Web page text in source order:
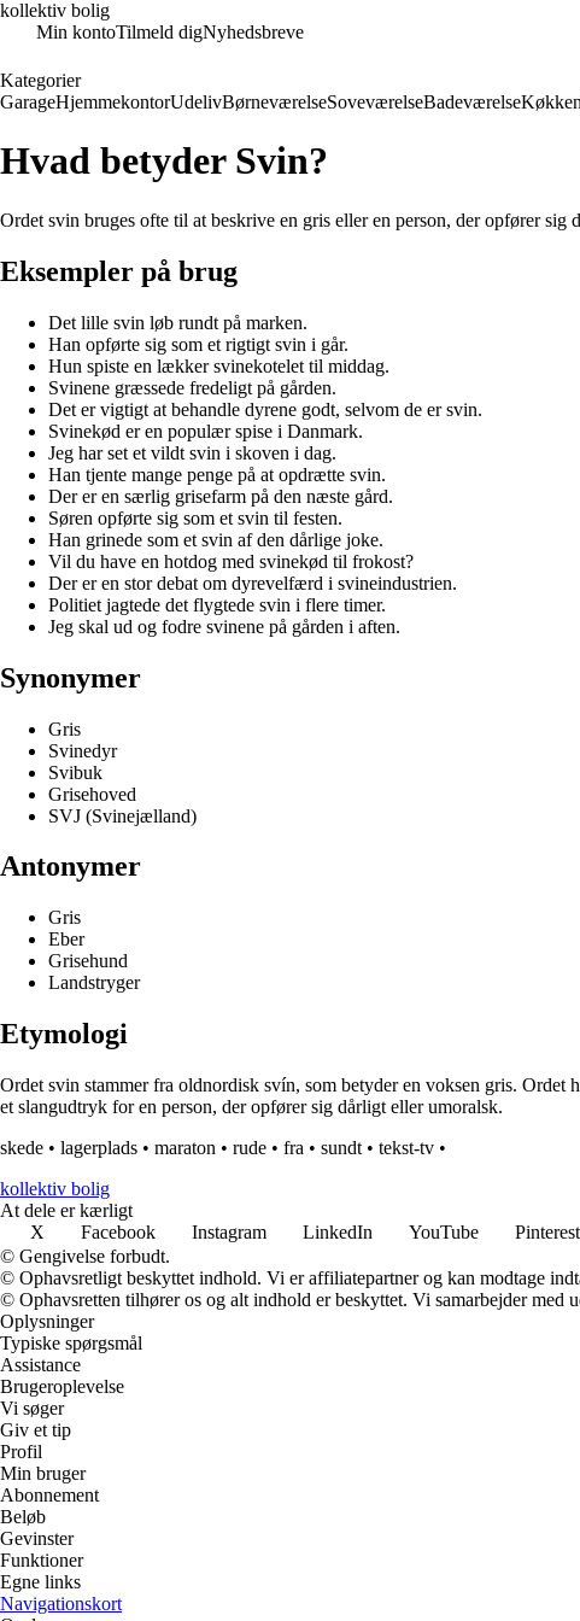
kollektiv bolig
Min kontoTilmeld digNyhedsbreve
Kategorier
GarageHjemmekontorUdelivBørneværelseSoveværelseBadeværelseKøkken
Hvad betyder Svin?
Ordet svin bruges ofte til at beskrive en gris eller en person, der opfører
Eksempler på brug
Det lille svin løb rundt på marken.
Han opførte sig som et rigtigt svin i går.
Hun spiste en lækker svinekotelet til middag.
Svinene græssede fredeligt på gården.
Det er vigtigt at behandle dyrene godt, selvom de er svin.
Svinekød er en populær spise i Danmark.
Jeg har set et vildt svin i skoven i dag.
Han tjente mange penge på at opdrætte svin.
Der er en særlig grisefarm på den næste gård.
Søren opførte sig som et svin til festen.
Han grinede som et svin af den dårlige joke.
Vil du have en hotdog med svinekød til frokost?
Der er en stor debat om dyrevelfærd i svineindustrien.
Politiet jagtede det flygtede svin i flere timer.
Jeg skal ud og fodre svinene på gården i aften.
Synonymer
Gris
Svinedyr
Svibuk
Grisehoved
SVJ (Svinejælland)
Antonymer
Gris
Eber
Grisehund
Landstryger
Etymologi
Ordet svin stammer fra oldnordisk svín, som betyder en voksen gris. Ordet
et slangudtryk for en person, der opfører sig dårligt eller umoralsk.
skede • lagerplads • maraton • rude • fra • sundt • tekst-tv •
kollektiv bolig
At dele er kærligt
X
Facebook Instagram LinkedIn YouTube Pinterest
© Gengivelse forbudt.
© Ophavsretligt beskyttet indhold. Vi er affiliatepartner og kan modtage
© Ophavsretten tilhører os og alt indhold er beskyttet. Vi samarbejder
Oplysninger
Typiske spørgsmål
Assistance
Brugeroplevelse
Vi søger
Giv et tip
Profil
Min bruger
Abonnement
Beløb
Gevinster
Funktioner
Egne links
Navigationskort